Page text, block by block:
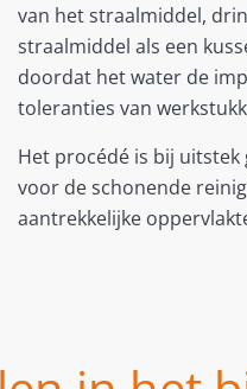
van het straalmiddel,
straalmiddel als een
doordat het water de
toleranties van
Het procédé is bij
voor de schonende
aantrekkelijke